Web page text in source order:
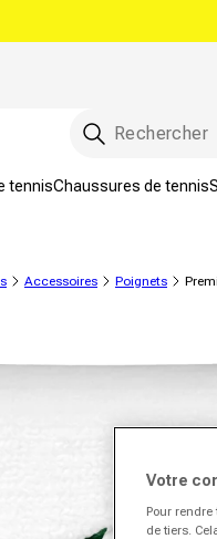
tennisChaussures de tennis
Accessoires Poignets
Votre
Pour
de tiers.